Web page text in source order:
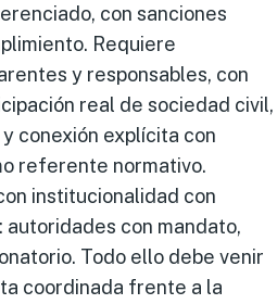
con sanciones
Requiere
y responsables, con
real de sociedad civil,
conexión explícita con
referente normativo.
institucionalidad con
con mandato,
Todo ello debe venir
coordinada frente a la